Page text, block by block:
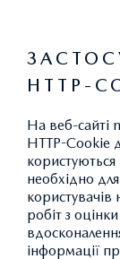
ПРАЙС-ЛИСТ
HTTP-
На веб-сайті
HTTP-Cookie
необхідно
робіт з
інформації